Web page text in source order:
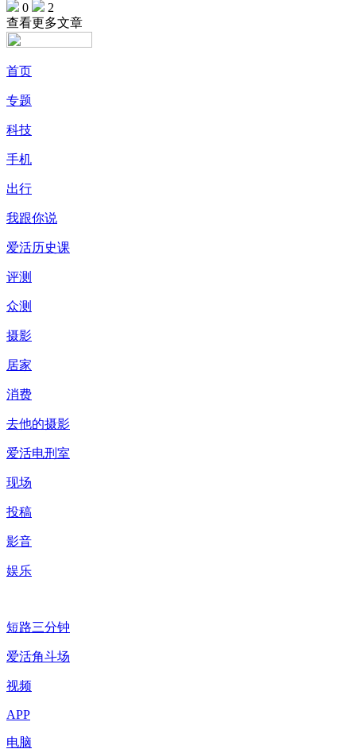
0
2
查看更多文章
首页
专题
科技
手机
出行
我跟你说
爱活历史课
评测
众测
摄影
居家
消费
去他的摄影
爱活电刑室
现场
投稿
影音
娱乐
短路三分钟
爱活角斗场
视频
APP
电脑